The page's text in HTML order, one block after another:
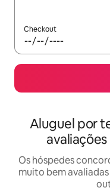
Checkout
Aluguel por
Os hóspedes
muito bem